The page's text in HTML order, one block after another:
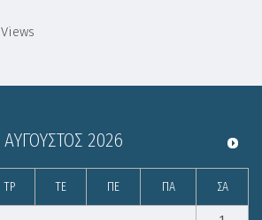
Views
ΑΎΓΟΥΣΤΟΣ 2026
ΤΡ ΤΕ ΠΕ ΠΑ ΣΑ